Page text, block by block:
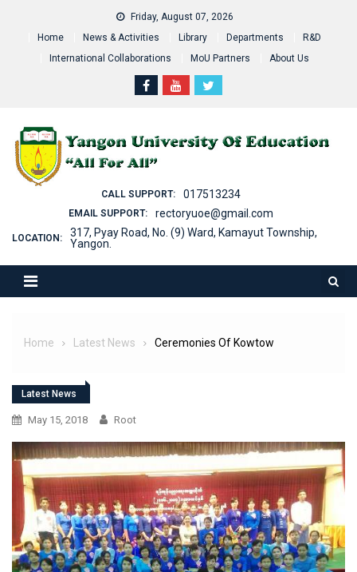
Friday, August 07, 2026
Home
News & Activities Library Departments
R&D
International Collaborations
MoU Partners About Us
CALL SUPPORT: 017513234
EMAIL SUPPORT: rectoryuoe@gmail.com
LOCATION:
317, Pyay Road, No. (9) Ward, Kamayut Township,
Yangon.
Home Latest News Ceremonies Of Kowtow
Latest News
May 15, 2018 Root